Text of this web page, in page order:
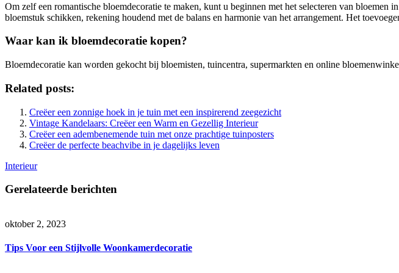
Om zelf een romantische bloemdecoratie te maken, kunt u beginnen met het selecteren van bloemen
bloemstuk schikken, rekening houdend met de balans en harmonie van het arrangement. Het
Waar kan ik bloemdecoratie kopen?
Bloemdecoratie kan worden gekocht bij bloemisten, tuincentra, supermarkten en online
Related posts:
Creëer een zonnige hoek in je tuin met een inspirerend zeegezicht
Vintage Kandelaars: Creëer een Warm en Gezellig Interieur
Creëer een adembenemende tuin met onze prachtige tuinposters
Creëer de perfecte beachvibe in je dagelijks leven
Interieur
Gerelateerde berichten
oktober 2, 2023
Tips Voor een Stijlvolle Woonkamerdecoratie